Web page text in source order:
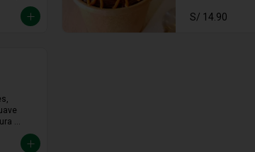
une lo andino
cucharada.
S/ 14.90